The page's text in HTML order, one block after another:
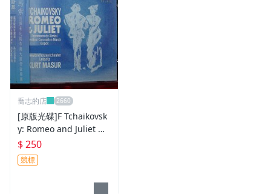
喬志的店
[原版光碟]F Tchaikovsk
y: Romeo and Juliet M
ADE IN GERMANY
$ 250
競標